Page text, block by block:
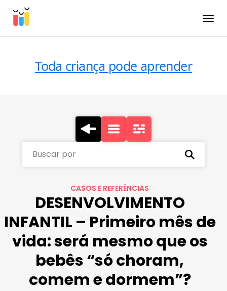
Toda criança pode aprender
Buscar por
CASOS E REFERÊNCIAS
DESENVOLVIMENTO
INFANTIL – Primeiro mês de
vida: será mesmo que os
bebês “só choram,
comem e dormem”?